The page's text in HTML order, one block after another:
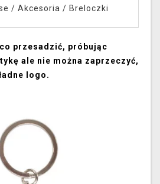
/ Akcesoria / Breloczki
przesadzić, próbując
ale nie można zaprzeczyć,
logo.